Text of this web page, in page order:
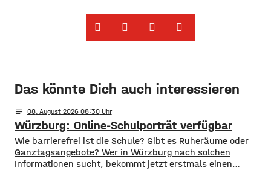
Das könnte Dich auch interessieren
notes 08. August 2026 08:30
Würzburg: Online-Schulporträt verfügbar
​​Wie barrierefrei ist die Schule? Gibt es Ruheräume oder
Ganztagsangebote? Wer in Würzburg nach solchen
Informationen sucht, bekommt jetzt erstmals einen